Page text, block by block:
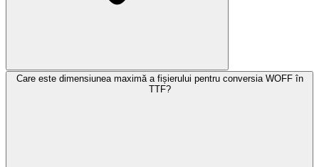
Care este dimensiunea maximă a fișierului pentru conversia WOFF în
TTF?